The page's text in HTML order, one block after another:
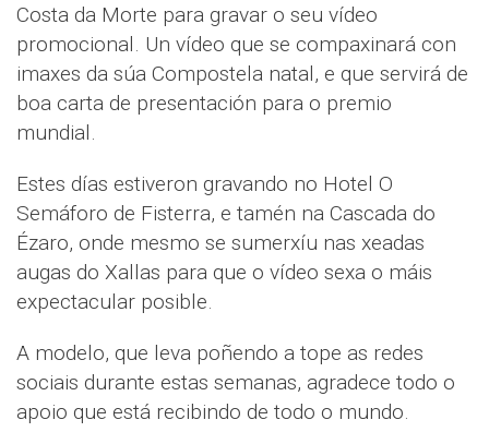
Costa da Morte para gravar o seu vídeo
promocional. Un vídeo que se compaxinará con
imaxes da súa Compostela natal, e que servirá de
boa carta de presentación para o premio
mundial.
Estes días estiveron gravando no Hotel O
Semáforo de Fisterra, e tamén na Cascada do
Ézaro, onde mesmo se sumerxíu nas xeadas
augas do Xallas para que o vídeo sexa o máis
expectacular posible.
A modelo, que leva poñendo a tope as redes
sociais durante estas semanas, agradece todo o
apoio que está recibindo de todo o mundo.